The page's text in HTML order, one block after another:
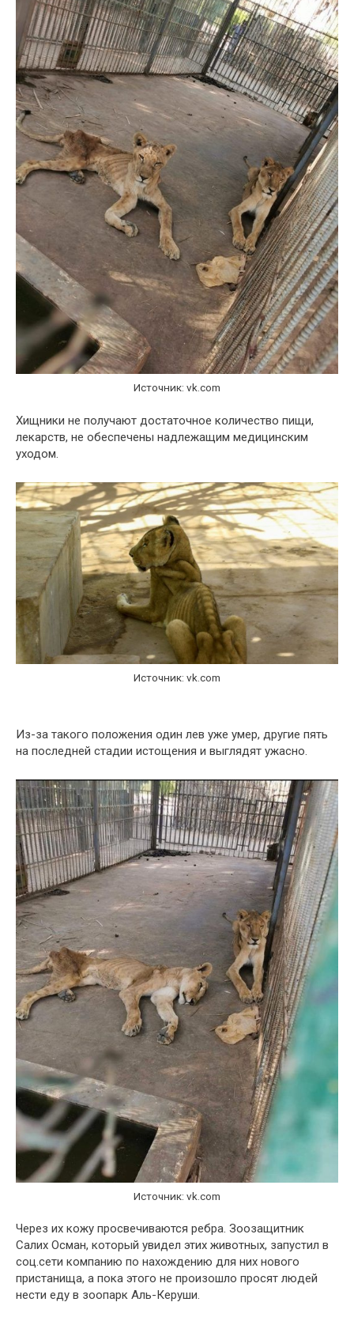
Источник: vk.com
Хищники не получают достаточное количество пищи,
лекарств, не обеспечены надлежащим медицинским
уходом.
Источник: vk.com
Из-за такого положения один лев уже умер, другие пять
на последней стадии истощения и выглядят ужасно.
Источник: vk.com
Через их кожу просвечиваются ребра. Зоозащитник
Салих Осман, который увидел этих животных, запустил в
соц.сети компанию по нахождению для них нового
пристанища, а пока этого не произошло просят людей
нести еду в зоопарк Аль-Керуши.